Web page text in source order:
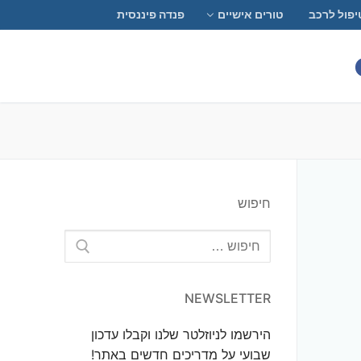
לרכב טורים אישיים פנדה פיננסית
חיפוש
NEWSLETTER
הירשמו לניוזלטר שלנו וקבלו עדכון
שבועי על מדריכים חדשים באתר!